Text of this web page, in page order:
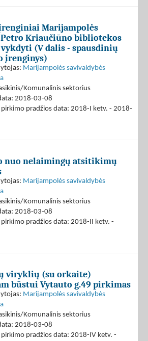
Marijampolės
Petro Kriaučiūno bibliotekos
(V dalis - spausdinių
įrenginys)
Marijampolės savivaldybės
Komunalinis sektorius
2018-03-08
pradžios data: 2018-I ketv. - 2018-
nuo nelaimingų atsitikimų
Marijampolės savivaldybės
Komunalinis sektorius
2018-03-08
pradžios data: 2018-II ketv. -
viryklių (su orkaite)
būstui Vytauto g.49 pirkimas
Marijampolės savivaldybės
Komunalinis sektorius
2018-03-08
pradžios data: 2018-IV ketv. -